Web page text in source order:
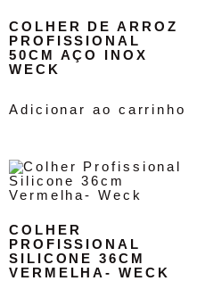
COLHER DE ARROZ
PROFISSIONAL
50CM AÇO INOX
WECK
Adicionar ao carrinho
COLHER
PROFISSIONAL
SILICONE 36CM
VERMELHA- WECK